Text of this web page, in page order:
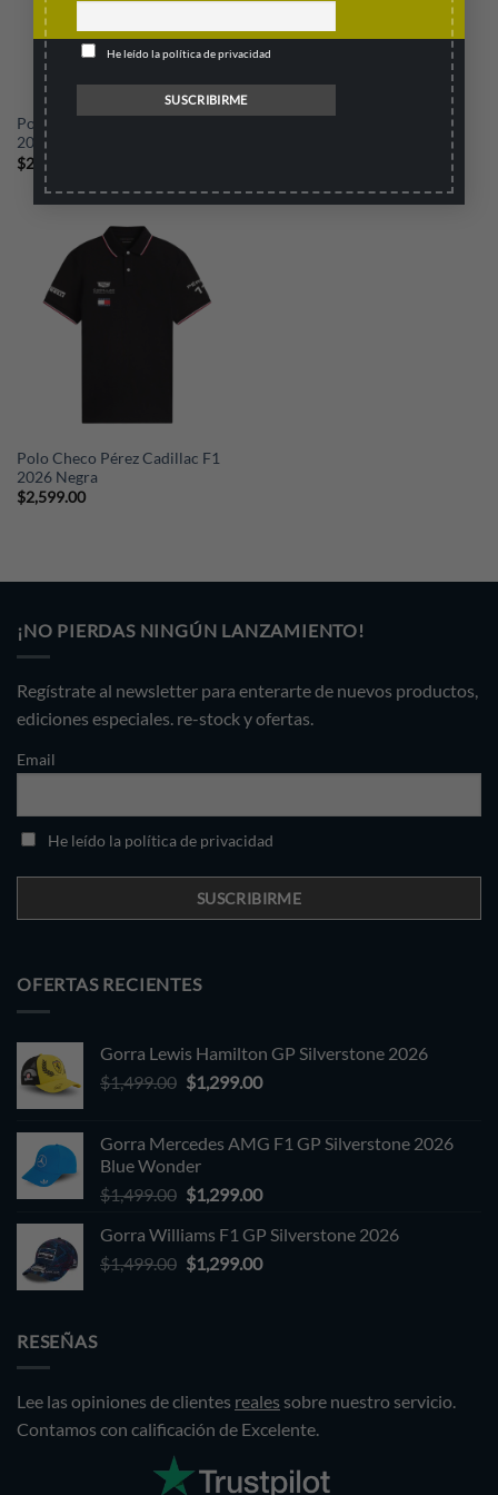
He leído la política de privacidad
Polo Cadillac F1 GP Silverstone
2026
$2,199.00
Polo Checo Pérez Cadillac F1
Polo Checo Pérez Cadillac F1
2026 Negra
$2,599.00
¡NO PIERDAS NINGÚN LANZAMIENTO!
Regístrate al newsletter para enterarte de nuevos productos,
ediciones especiales. re-stock y ofertas.
Email
He leído la política de privacidad
OFERTAS RECIENTES
Gorra Lewis Hamilton GP Silverstone 2026
$1,499.00 Original
$1,499.00.
$1,299.00Current
$1,299.00.
Gorra Mercedes AMG F1 GP Silverstone 2026
Blue Wonder
$1,499.00 Original
was:
$1,499.00.
$1,299.00Current
is:
$1,299.00.
Gorra Williams F1 GP Silverstone 2026
$1,499.00 Original
$1,299.00Current
RESEÑAS
Lee las opiniones de clientes reales sobre nuestro servicio.
Contamos con calificación de Excelente.